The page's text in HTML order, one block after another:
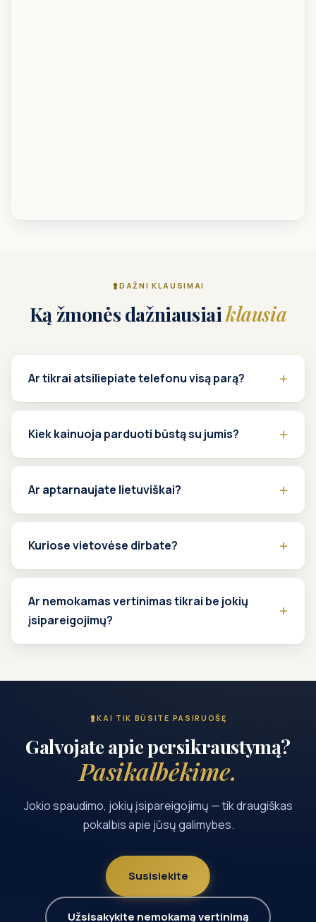
DAŽNI KLAUSIMAI
Ką žmonės dažniausiaiklausia
Ar tikrai atsiliepiate telefonu visą parą?
Kiek kainuoja parduoti būstą su jumis?
Ar aptarnaujate lietuviškai?
Kuriose vietovėse dirbate?
Ar nemokamas vertinimas tikrai be jokių
įsipareigojimų?
KAI TIK BŪSITE PASIRUOŠĘ
Galvojate apie persikraustymą?
Pasikalbėkime.
Jokio spaudimo, jokių įsipareigojimų — tik draugiškas
pokalbis apie jūsų galimybes.
Susisiekite
Užsisakykite nemokamą vertinimą